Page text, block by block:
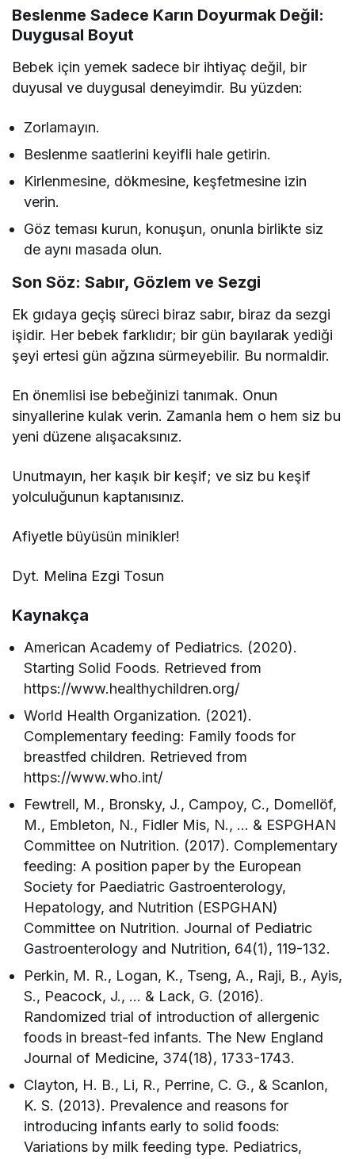
Beslenme Sadece Karın Doyurmak Değil:
Duygusal Boyut
Bebek için yemek sadece bir ihtiyaç değil, bir
duyusal ve duygusal deneyimdir. Bu yüzden:
Zorlamayın.
Beslenme saatlerini keyifli hale getirin.
Kirlenmesine, dökmesine, keşfetmesine izin
verin.
Göz teması kurun, konuşun, onunla birlikte siz
de aynı masada olun.
Son Söz: Sabır, Gözlem ve Sezgi
Ek gıdaya geçiş süreci biraz sabır, biraz da sezgi
işidir. Her bebek farklıdır; bir gün bayılarak yediği
şeyi ertesi gün ağzına sürmeyebilir. Bu normaldir.
En önemlisi ise bebeğinizi tanımak. Onun
sinyallerine kulak verin. Zamanla hem o hem siz bu
yeni düzene alışacaksınız.
Unutmayın, her kaşık bir keşif; ve siz bu keşif
yolculuğunun kaptanısınız.
Afiyetle büyüsün minikler!
Dyt. Melina Ezgi Tosun
Kaynakça
American Academy of Pediatrics. (2020).
Starting Solid Foods. Retrieved from
https://www.healthychildren.org/
World Health Organization. (2021).
Complementary feeding: Family foods for
breastfed children. Retrieved from
https://www.who.int/
Fewtrell, M., Bronsky, J., Campoy, C., Domellöf,
M., Embleton, N., Fidler Mis, N., … & ESPGHAN
Committee on Nutrition. (2017). Complementary
feeding: A position paper by the European
Society for Paediatric Gastroenterology,
Hepatology, and Nutrition (ESPGHAN)
Committee on Nutrition. Journal of Pediatric
Gastroenterology and Nutrition, 64(1), 119-132.
Perkin, M. R., Logan, K., Tseng, A., Raji, B., Ayis,
S., Peacock, J., … & Lack, G. (2016).
Randomized trial of introduction of allergenic
foods in breast-fed infants. The New England
Journal of Medicine, 374(18), 1733-1743.
Clayton, H. B., Li, R., Perrine, C. G., & Scanlon,
K. S. (2013). Prevalence and reasons for
introducing infants early to solid foods:
Variations by milk feeding type. Pediatrics,